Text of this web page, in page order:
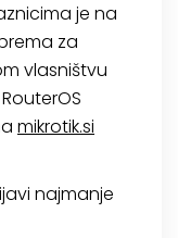
je na
za
vlasništvu
mikrotik.si
najmanje